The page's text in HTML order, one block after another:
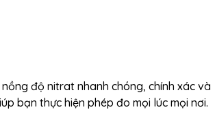
độ nitrat nhanh chóng, chính xác và
bạn thực hiện phép đo mọi lúc mọi nơi.